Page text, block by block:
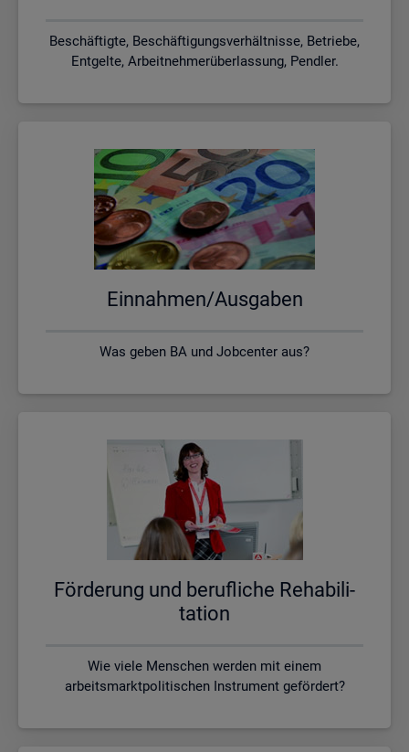
Beschäftigte, Beschäftigungsverhältnisse, Betriebe,
Entgelte, Arbeitnehmerüberlassung, Pendler.
Ein­nah­men/Aus­ga­ben
Was geben BA und Jobcenter aus?
För­de­rung und be­ruf­li­che Re­ha­bi­li­
ta­ti­on
Wie viele Menschen werden mit einem
arbeitsmarktpolitischen Instrument gefördert?